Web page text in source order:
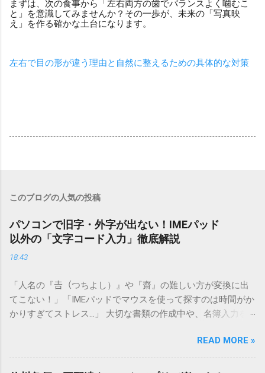
まずは、次の食事から「左右両方の歯でバランスよく噛むこ
と」を意識してみませんか？その一歩が、未来の「写真映
え」を作る確かな土台になります。
左右で目の形が違う理由と自然に整えるための具体的な対策
このブログの人気の投稿
パソコンで旧字・外字が出ない！IMEパッド
以外の「文字コード入力」徹底解説
18:43
「人名の『𠮷（つちよし）』や『齋』の難しい方が変換に出
てこない！」「IMEパッドでマウスを使って探すのは時間がか
かりすぎてストレス…」 大切な書類の作成中や、名簿入力を
てしまいますよね。多くの人が「IMEパッド（手書き入力）」
を使いますが、実はマウスで一画ずつ書くのは非効率です
し、似た漢字が多すぎて結局見つからないことも少なくあり
READ MORE »